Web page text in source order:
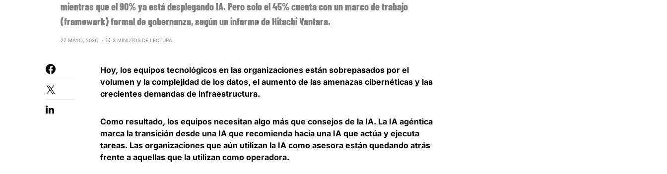
mientras que el 90% ya está desplegando IA. Pero solo el 45% cuenta con un marco de trabajo
(framework) formal de gobernanza, según un informe de Hitachi Vantara.
27 MAYO, 2026 3 MINUTOS DE LECTURA
Hoy, los equipos tecnológicos en las organizaciones están sobrepasados por el
volumen y la complejidad de los datos, el aumento de las amenazas cibernéticas y las
crecientes demandas de infraestructura.
Como resultado, los equipos necesitan algo más que consejos de la IA. La IA agéntica
marca la transición desde una IA que recomienda hacia una IA que actúa y ejecuta
tareas. Las organizaciones que aún utilizan la IA como asesora están quedando atrás
frente a aquellas que la utilizan como operadora.